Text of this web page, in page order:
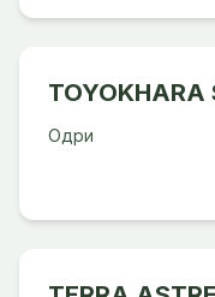
TOYOKHARA
Одри